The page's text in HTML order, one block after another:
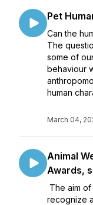
Pet
Can the
The
some of
behaviour
human
March 04,
Animal
Awards,
The aim of
recognize